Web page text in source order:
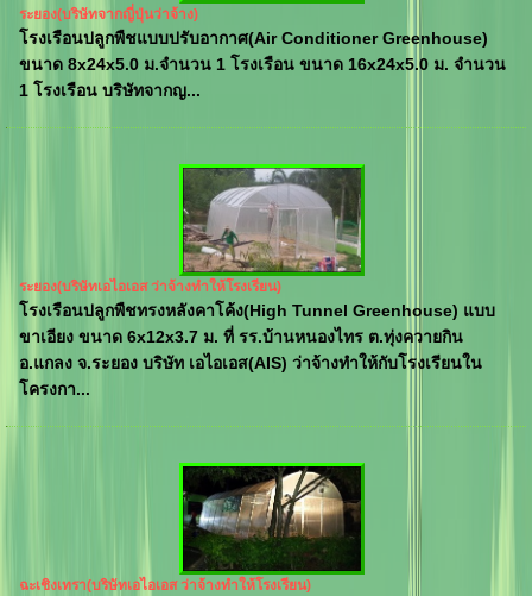
ระยอง(บริษัทจากญี่ปุ่นว่าจ้าง)
โรงเรือนปลูกพืชแบบปรับอากาศ(Air Conditioner Greenhouse)
ขนาด 8x24x5.0 ม.จำนวน 1 โรงเรือน ขนาด 16x24x5.0 ม. จำนวน
1 โรงเรือน บริษัทจากญ...
ระยอง(บริษัทเอไอเอส ว่าจ้างทำให้โรงเรียน)
โรงเรือนปลูกพืชทรงหลังคาโค้ง(High Tunnel Greenhouse) แบบ
ขาเอียง ขนาด 6x12x3.7 ม. ที่ รร.บ้านหนองไทร ต.ทุ่งควายกิน
อ.แกลง จ.ระยอง บริษัท เอไอเอส(AIS) ว่าจ้างทำให้กับโรงเรียนใน
โครงกา...
ฉะเชิงเทรา(บริษัทเอไอเอส ว่าจ้างทำให้โรงเรียน)